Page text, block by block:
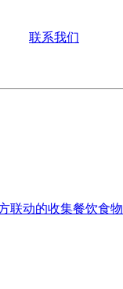
联系我们
联动的收集餐饮食物